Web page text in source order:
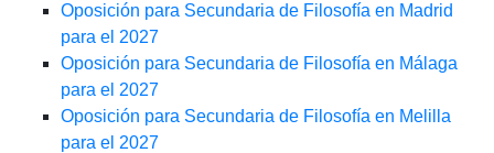
Oposición para Secundaria de Filosofía en Madrid
para el 2027
Oposición para Secundaria de Filosofía en Málaga
para el 2027
Oposición para Secundaria de Filosofía en Melilla
para el 2027